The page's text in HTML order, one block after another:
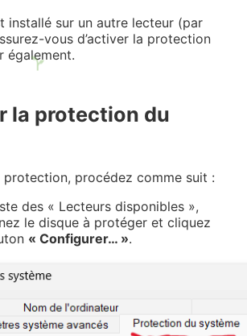
installé sur un autre lecteur (par
vous d’activer la protection
également.
la protection du
protection, procédez comme suit :
des « Lecteurs disponibles »,
le disque à protéger et cliquez
« Configurer… ».